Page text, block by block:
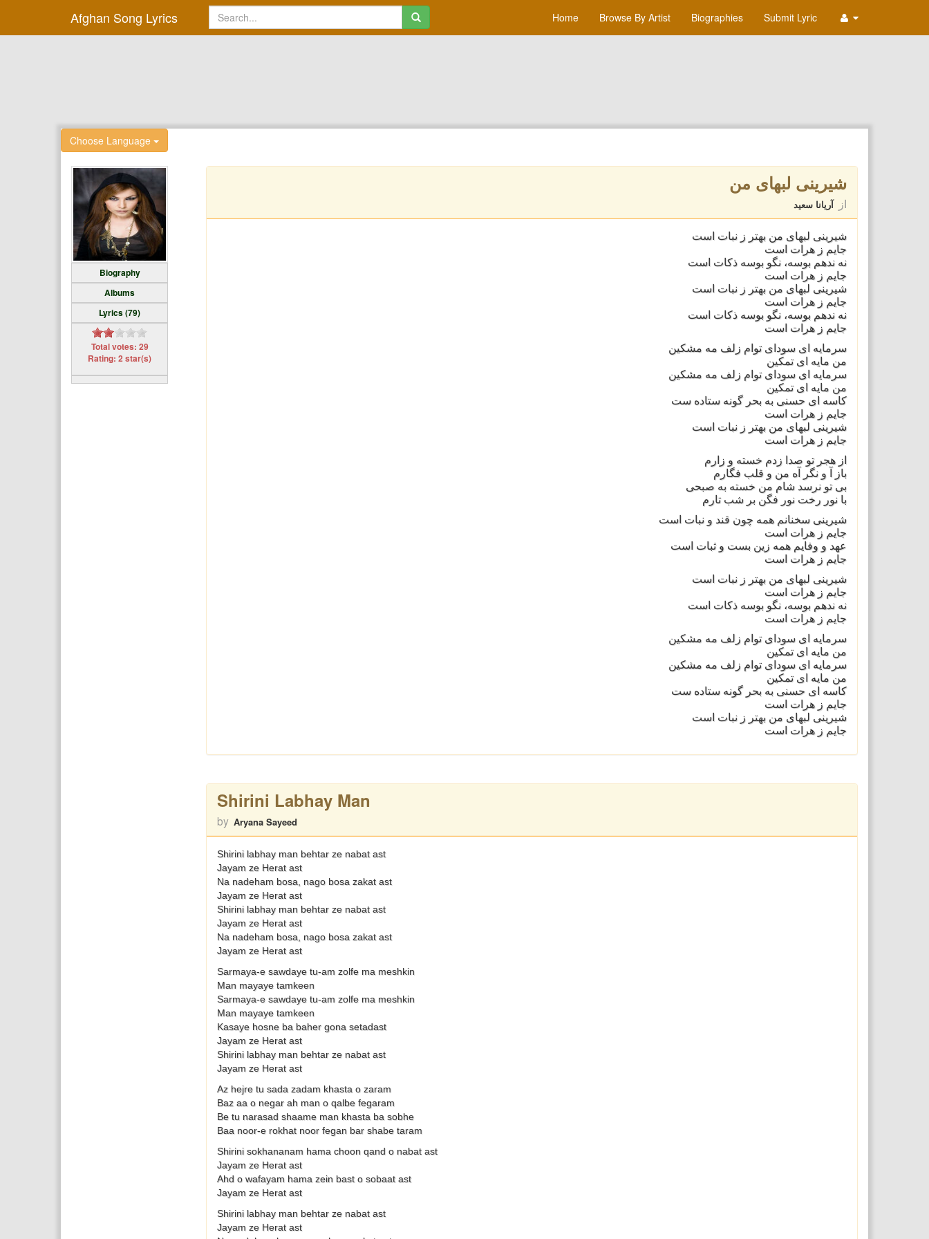
Afghan Song Lyrics Home Browse By Artist Biographies Submit Lyric
Choose Language
Biography
Albums
Lyrics (79)
Total votes: 29
Rating: 2 star(s)
شیرینی لبهای من
از آریانا سعید
شیرینی لبهای من بهتر ز نبات است
جایم ز هرات است
نه ندهم بوسه، نگو بوسه ذکات است
جایم ز هرات است
شیرینی لبهای من بهتر ز نبات است
جایم ز هرات است
نه ندهم بوسه، نگو بوسه ذکات است
جایم ز هرات است
سرمایه ای سودای توام زلف مه مشکین
من مایه ای تمکین
سرمایه ای سودای توام زلف مه مشکین
من مایه ای تمکین
کاسه ای حسنی به بحر گونه ستاده ست
جایم ز هرات است
شیرینی لبهای من بهتر ز نبات است
جایم ز هرات است
از هجر تو صدا زدم خسته و زارم
باز آ و نگر آه من و قلب فگارم
بی تو نرسد شام من خسته به صبحی
با نور رخت نور فگن بر شب تارم
شیرینی سخنانم همه چون قند و نبات است
جایم ز هرات است
عهد و وفایم همه زین بست و ثبات است
جایم ز هرات است
شیرینی لبهای من بهتر ز نبات است
جایم ز هرات است
نه ندهم بوسه، نگو بوسه ذکات است
جایم ز هرات است
سرمایه ای سودای توام زلف مه مشکین
من مایه ای تمکین
سرمایه ای سودای توام زلف مه مشکین
من مایه ای تمکین
کاسه ای حسنی به بحر گونه ستاده ست
جایم ز هرات است
شیرینی لبهای من بهتر ز نبات است
جایم ز هرات است
Shirini Labhay Man
by Aryana Sayeed
Shirini labhay man behtar ze nabat ast
Jayam ze Herat ast
Na nadeham bosa, nago bosa zakat ast
Jayam ze Herat ast
Shirini labhay man behtar ze nabat ast
Jayam ze Herat ast
Na nadeham bosa, nago bosa zakat ast
Jayam ze Herat ast
Sarmaya-e sawdaye tu-am zolfe ma meshkin
Man mayaye tamkeen
Sarmaya-e sawdaye tu-am zolfe ma meshkin
Man mayaye tamkeen
Kasaye hosne ba baher gona setadast
Jayam ze Herat ast
Shirini labhay man behtar ze nabat ast
Jayam ze Herat ast
Az hejre tu sada zadam khasta o zaram
Baz aa o negar ah man o qalbe fegaram
Be tu narasad shaame man khasta ba sobhe
Baa noor-e rokhat noor fegan bar shabe taram
Shirini sokhananam hama choon qand o nabat ast
Jayam ze Herat ast
Ahd o wafayam hama zein bast o sobaat ast
Jayam ze Herat ast
Shirini labhay man behtar ze nabat ast
Jayam ze Herat ast